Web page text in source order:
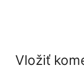
Vložiť